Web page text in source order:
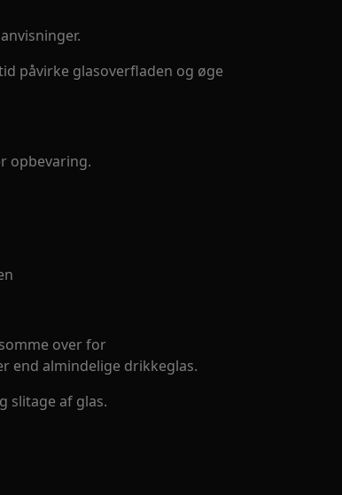
påvirke glasoverfladen og øge
opbevaring.
over for
end almindelige drikkeglas.
slitage af glas.